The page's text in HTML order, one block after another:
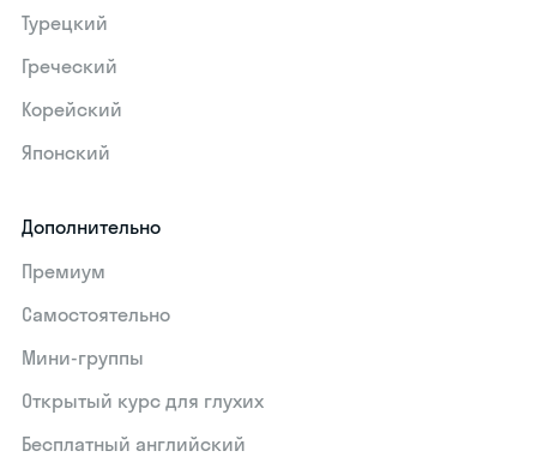
Турецкий
Греческий
Корейский
Японский
Дополнительно
Премиум
Самостоятельно
Мини-группы
Открытый курс для глухих
Бесплатный английский